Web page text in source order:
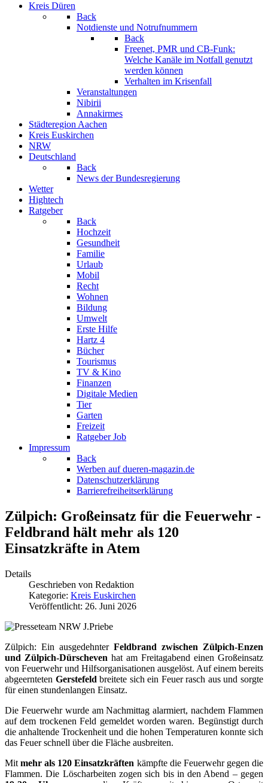
Kreis Düren
Back
Notdienste und Notrufnummern
Back
Freenet, PMR und CB-Funk:
Welche Kanäle im Notfall genutzt
werden können
Verhalten im Krisenfall
Veranstaltungen
Nibirii
Annakirmes
Städteregion Aachen
Kreis Euskirchen
NRW
Deutschland
Back
News der Bundesregierung
Wetter
Hightech
Ratgeber
Back
Hochzeit
Gesundheit
Familie
Urlaub
Mobil
Recht
Wohnen
Bildung
Umwelt
Erste Hilfe
Hartz 4
Bücher
Tourismus
TV & Kino
Finanzen
Digitale Medien
Tier
Garten
Freizeit
Ratgeber Job
Impressum
Back
Werben auf dueren-magazin.de
Datenschutzerklärung
Barrierefreiheitserklärung
Zülpich: Großeinsatz für die Feuerwehr -
Feldbrand hält mehr als 120
Einsatzkräfte in Atem
Details
Geschrieben von Redaktion
Kategorie: Kreis Euskirchen
Veröffentlicht: 26. Juni 2026
Zülpich: Ein ausgedehnter Feldbrand zwischen Zülpich-Enzen
und Zülpich-Dürscheven hat am Freitagabend einen Großeinsatz
von Feuerwehr und Hilfsorganisationen ausgelöst. Auf einem bereits
abgeernteten Gerstefeld breitete sich ein Feuer rasch aus und sorgte
für einen stundenlangen Einsatz.
Die Feuerwehr wurde am Nachmittag alarmiert, nachdem Flammen
auf dem trockenen Feld gemeldet worden waren. Begünstigt durch
die anhaltende Trockenheit und die hohen Temperaturen konnte sich
das Feuer schnell über die Fläche ausbreiten.
Mitmehr als 120 Einsatzkräften kämpfte die Feuerwehr gegen die
Flammen. Die Löscharbeiten zogen sich bis in den Abend – gegen